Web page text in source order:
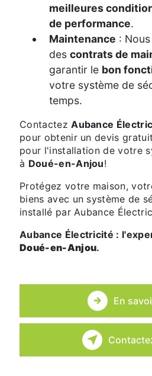
meilleures
de performance.
Maintenance :
des contrats de
garantir le bon
votre système de
temps.
ContactezAubance
pour obtenir un devis
pour l'installation de votre
à Doué-en-Anjou!
Protégez votre maison,
biens avec un système de
installé par Aubance
Aubance Électricité :
Doué-en-Anjou.
En